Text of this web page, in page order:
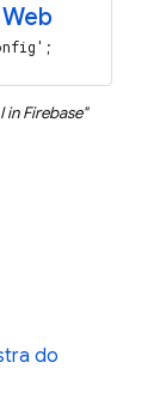
in Firebase"
do